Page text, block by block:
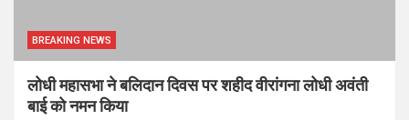
BREAKING NEWS
लोधी महासभा ने बलिदान दिवस पर शहीद वीरांगना लोधी अवंती
बाई को नमन किया